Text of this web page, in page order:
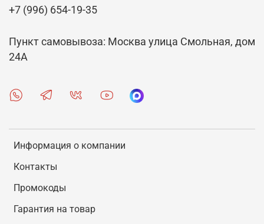
Информация о компании
Контакты
Промокоды
Гарантия на товар
+7 (996) 654-19-35
Пункт самовывоза: Москва улица Смольная, дом
24А